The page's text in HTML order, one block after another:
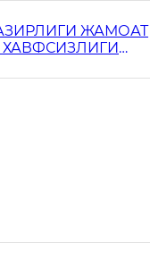
ЖАМОАТ